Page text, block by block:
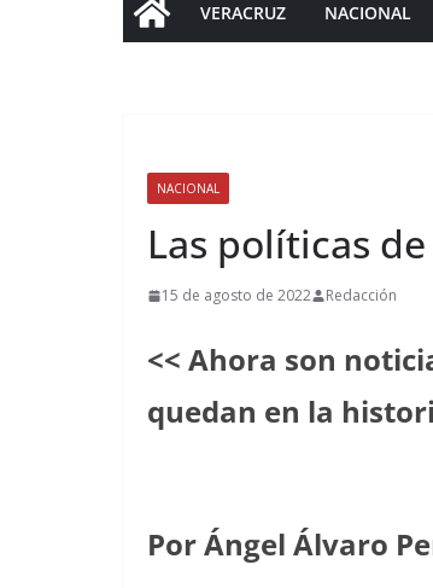
VERACRUZ NACIONAL
NACIONAL
Las políticas
15 de agosto de 2022 Redacción
<< Ahora son
quedan en la
Por Ángel Álvaro